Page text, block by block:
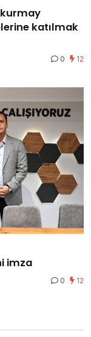
katılmak
0 12
imza
0 12